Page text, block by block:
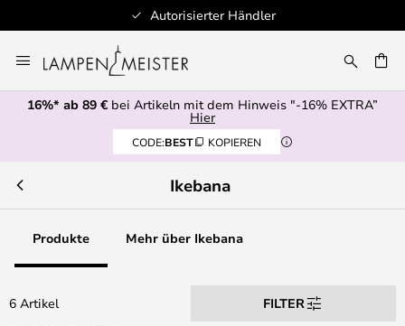
Autorisierter Händler
Inhalt
springen
16%* ab 89 € bei Artikeln mit dem Hinweis "-16% EXTRA”
Hier
CODE:BEST KOPIEREN
Ikebana
Produkte Mehr über Ikebana
6 Artikel
FILTER